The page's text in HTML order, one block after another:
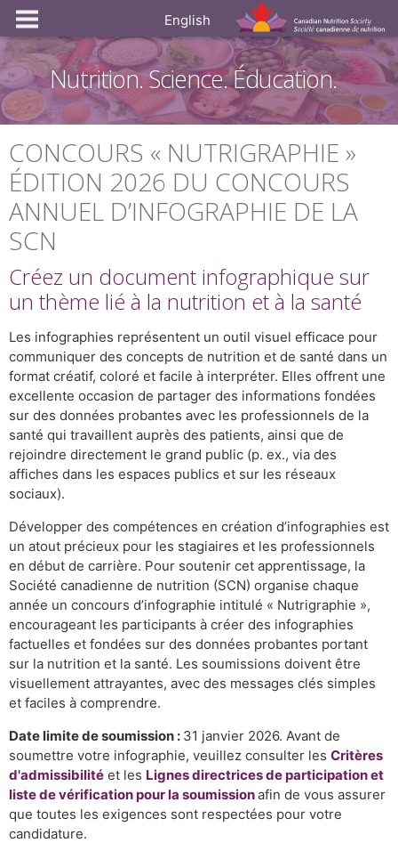
English
Nutrition. Science. Éducation.
CONCOURS « NUTRIGRAPHIE »
ÉDITION 2026 DU CONCOURS
ANNUEL D’INFOGRAPHIE DE LA
SCN
Créez un document infographique sur
un thème lié à la nutrition et à la santé
Les infographies représentent un outil visuel efficace pour
communiquer des concepts de nutrition et de santé dans un
format créatif, coloré et facile à interpréter. Elles offrent une
excellente occasion de partager des informations fondées
sur des données probantes avec les professionnels de la
santé qui travaillent auprès des patients, ainsi que de
rejoindre directement le grand public (p. ex., via des
affiches dans les espaces publics et sur les réseaux
sociaux).
Développer des compétences en création d’infographies est
un atout précieux pour les stagiaires et les professionnels
en début de carrière. Pour soutenir cet apprentissage, la
Société canadienne de nutrition (SCN) organise chaque
année un concours d’infographie intitulé « Nutrigraphie »,
encourageant les participants à créer des infographies
factuelles et fondées sur des données probantes portant
sur la nutrition et la santé. Les soumissions doivent être
visuellement attrayantes, avec des messages clés simples
et faciles à comprendre.
Date limite de soumission : 31 janvier 2026. Avant de
soumettre votre infographie, veuillez consulter les Critères
d'admissibilité et les Lignes directrices de participation et
liste de vérification pour la soumissionafin de vous assurer
que toutes les exigences sont respectées pour votre
candidature.